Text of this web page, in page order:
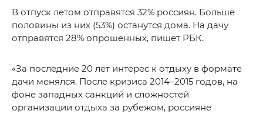
В отпуск летом отправятся 32% россиян. Больше
половины из них (53%) останутся дома. На дачу
отправятся 28% опрошенных, пишет РБК.
«За последние 20 лет интерес к отдыху в формате
дачи менялся. После кризиса 2014–2015 годов, на
фоне западных санкций и сложностей
организации отдыха за рубежом, россияне